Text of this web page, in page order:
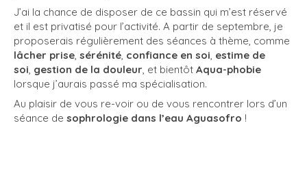
J’ai la chance de disposer de ce bassin qui m’est réservé
et il est privatisé pour l’activité. A partir de septembre, je
proposerais régulièrement des séances à thème, comme
lâcher prise, sérénité, confiance en soi, estime de
soi, gestion de la douleur, et bientôt Aqua-phobie
lorsque j’aurais passé ma spécialisation.
Au plaisir de vous re-voir ou de vous rencontrer lors d’un
séance de sophrologie dans l’eau Aguasofro !